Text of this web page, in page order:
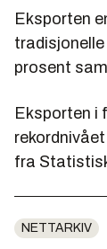
Eksporten
prosent
Eksporten i
fra
NETTARKIV